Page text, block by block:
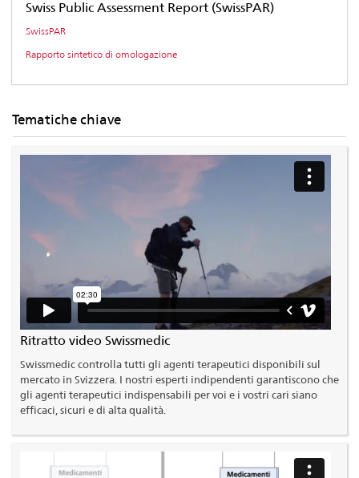
Swiss Public Assessment Report (SwissPAR)
SwissPAR
Rapporto sintetico di omologazione
Tematiche chiave
Ritratto video Swissmedic
Swissmedic controlla tutti gli agenti terapeutici disponibili sul
mercato in Svizzera. I nostri esperti indipendenti garantiscono che
gli agenti terapeutici indispensabili per voi e i vostri cari siano
efficaci, sicuri e di alta qualità.